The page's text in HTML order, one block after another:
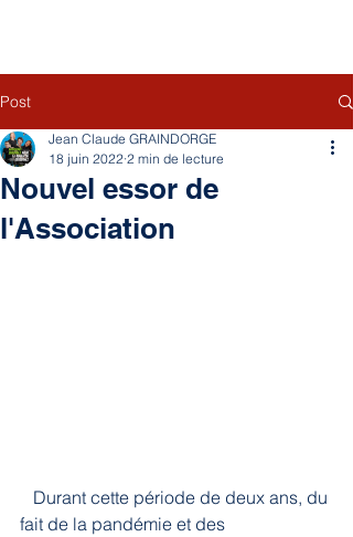
Post
Nouvel essor de
l'Association
Jean Claude GRAINDORGE
18 juin 2022 2 min de lecture
fait de la pandémie et des